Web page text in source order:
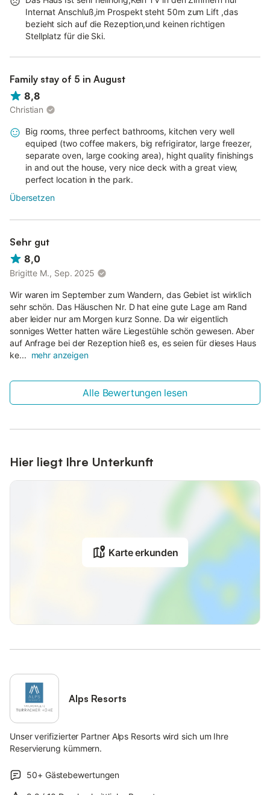
Internat Anschluß,im Prospekt steht 50m zum Lift ,das
bezieht sich auf die Rezeption,und keinen richtigen
Stellplatz für die Ski.
Family stay of 5 in August
8,8
Christian
Big rooms, three perfect bathrooms, kitchen very well
equiped (two coffee makers, big refrigirator, large freezer,
separate oven, large cooking area), hight quality finishings
in and out the house, very nice deck with a great view,
perfect location in the park.
Übersetzen
Sehr gut
8,0
Brigitte M., Sep. 2025
Wir waren im September zum Wandern, das Gebiet ist wirklich
sehr schön. Das Häuschen Nr. D hat eine gute Lage am Rand
aber leider nur am Morgen kurz Sonne. Da wir eigentlich
sonniges Wetter hatten wäre Liegestühle schön gewesen. Aber
auf Anfrage bei der Rezeption hieß es, es seien für dieses Haus
ke... mehr anzeigen
Alle Bewertungen lesen
Hier liegt Ihre Unterkunft
Karte erkunden
Alps Resorts
Unser verifizierter Partner Alps Resorts wird sich um Ihre
Reservierung kümmern.
50+ Gästebewertungen